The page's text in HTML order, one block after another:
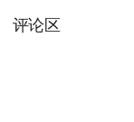
评论区